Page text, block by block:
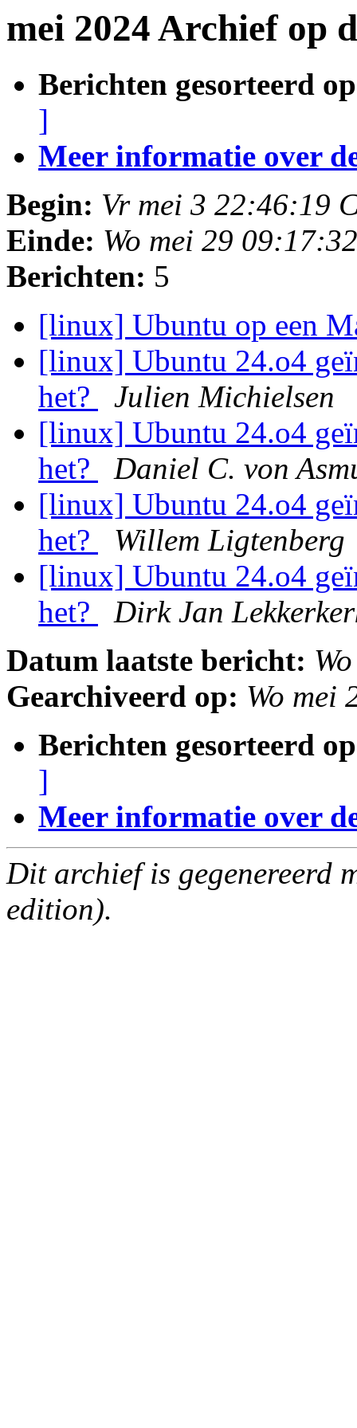
mei 2024 Archief op
Berichten gesorteerd
]
Meer informatie over
Begin: Vr mei 3 22:46:19
Einde: Wo mei 29
Berichten: 5
[linux] Ubuntu op een
[linux] Ubuntu 24.o4
het?
Julien Michielsen
[linux] Ubuntu 24.o4
het?
Daniel C. von
[linux] Ubuntu 24.o4
het?
Willem Ligtenberg
[linux] Ubuntu 24.o4
het?
Dirk Jan
Datum laatste bericht:
Gearchiveerd op: Wo mei
Berichten gesorteerd
]
Meer informatie over
Dit archief is gegenereerd
edition).